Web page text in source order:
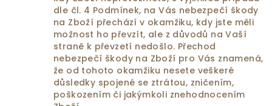
dle čl. 4 Podmínek, na Vás nebezpečí škody
na Zboží přechází v okamžiku, kdy jste měli
možnost ho převzít, ale z důvodů na Vaší
straně k převzetí nedošlo. Přechod
nebezpečí škody na Zboží pro Vás znamená,
že od tohoto okamžiku nesete veškeré
důsledky spojené se ztrátou, zničením,
poškozením či jakýmkoli znehodnocením